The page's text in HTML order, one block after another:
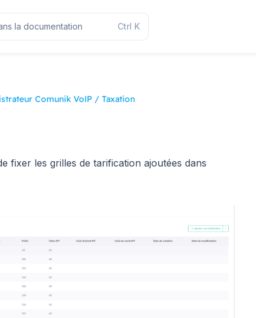
la documentation Ctrl K
Comunik VoIP / Taxation
fixer les grilles de tarification ajoutées dans